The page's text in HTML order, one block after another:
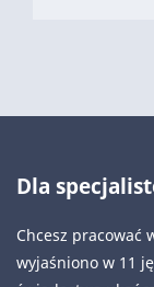
Dla
Chcesz pracować
wyjaśniono w 11